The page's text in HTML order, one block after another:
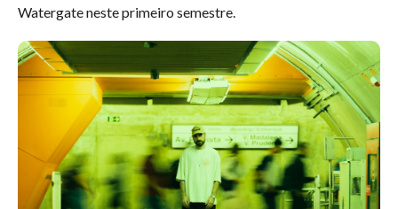
Watergate neste primeiro semestre.